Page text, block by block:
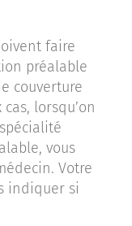
faire
préalable
couverture
lorsqu’on
vous
Votre
indiquer si